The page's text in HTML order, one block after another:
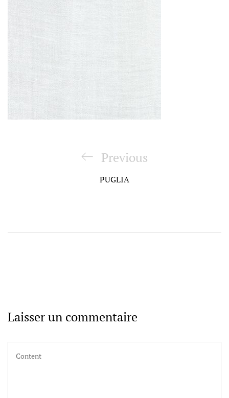
Previous
Post
Previous
PUGLIA
Laisser un commentaire